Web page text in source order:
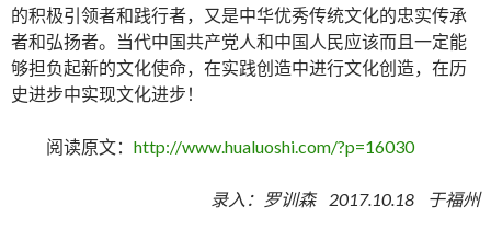
的积极引领者和践行者，又是中华优秀传统文化的忠实传承
者和弘扬者。当代中国共产党人和中国人民应该而且一定能
够担负起新的文化使命，在实践创造中进行文化创造，在历
史进步中实现文化进步！
阅读原文： http://www.hualuoshi.com/?p=16030
录入：罗训森 2017.10.18 于福州